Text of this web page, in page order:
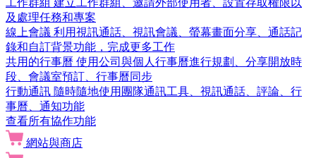
工作群組 建立工作群組、邀請外部使用者、設置存取權限以
及處理任務和專案
線上會議 利用視訊通話、視訊會議、螢幕畫面分享、通話記
錄和自訂背景功能，完成更多工作
共用的行事曆 使用公司與個人行事曆進行規劃、分享開放時
段、會議室預訂、行事曆同步
行動通訊 隨時隨地使用團隊通訊工具、視訊通話、評論、行
事曆、通知功能
查看所有協作功能
網站與商店